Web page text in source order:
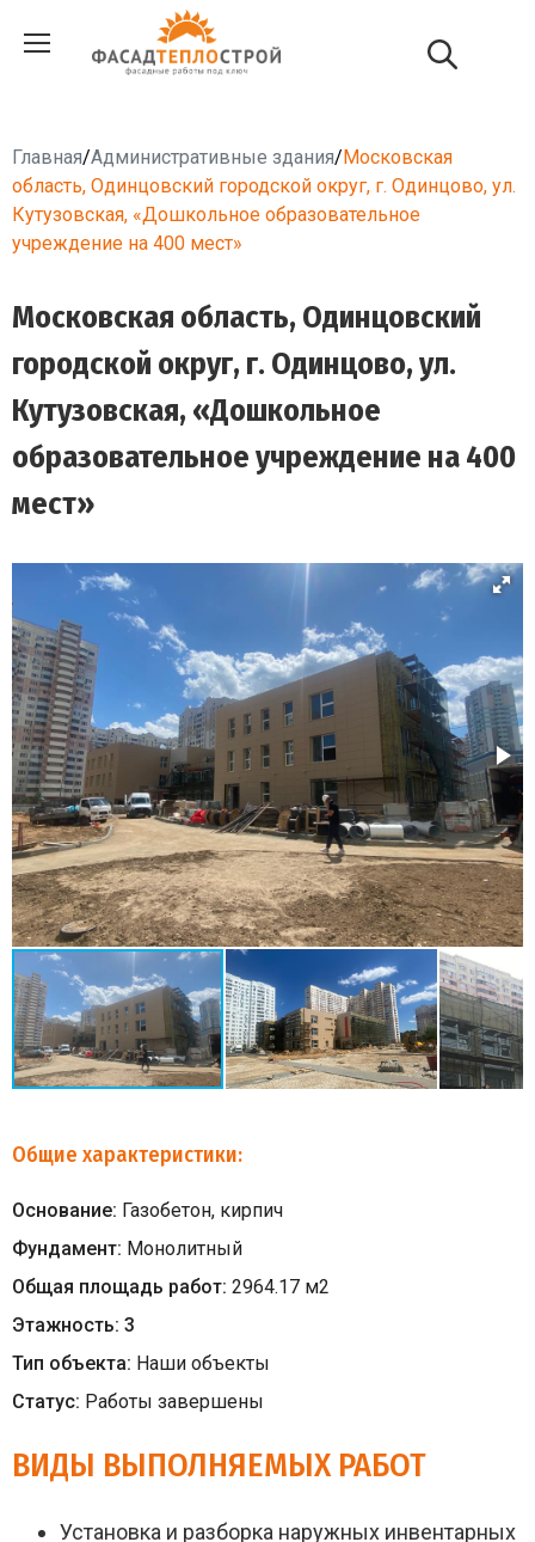
Главная/Административные здания/Московская
область, Одинцовский городской округ, г. Одинцово, ул.
Кутузовская, «Дошкольное образовательное
учреждение на 400 мест»
Московская область, Одинцовский
городской округ, г. Одинцово, ул.
Кутузовская, «Дошкольное
образовательное учреждение на 400
мест»
Общие характеристики:
Основание: Газобетон, кирпич
Фундамент: Монолитный
Общая площадь работ: 2964.17 м2
Этажность: 3
Тип объекта: Наши объекты
Статус: Работы завершены
ВИДЫ ВЫПОЛНЯЕМЫХ РАБОТ
Установка и разборка наружных инвентарных